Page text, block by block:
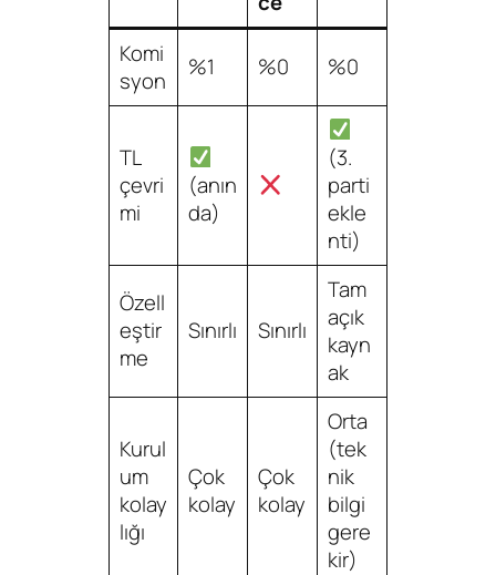
Komi
syon
%1 %0 %0
TL
çevri
mi
(anın
da)
(3.
parti
ekle
nti)
Özell
eştir
me
Sınırlı Sınırlı
Tam
açık
kayn
ak
Kurul
um
kolay
lığı
Çok
kolay
Çok
kolay
Orta
(tek
nik
bilgi
gere
kir)